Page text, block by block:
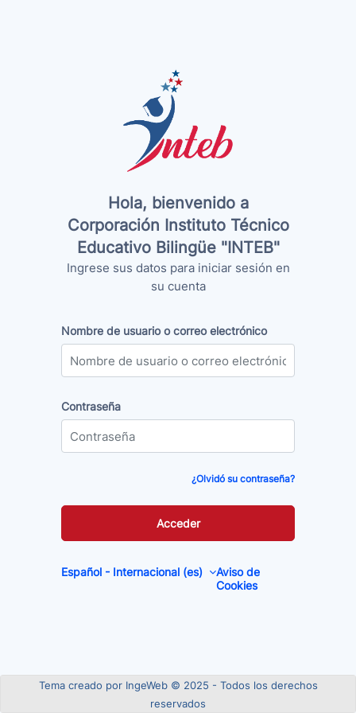
Hola, bienvenido a
Corporación Instituto Técnico
Educativo Bilingüe "INTEB"
Ingrese sus datos para iniciar sesión en
su cuenta
Saltar a creación de una nueva cuenta
Nombre de usuario o correo electrónico
Nombre de usuario o correo electrónico
Contraseña
Contraseña
¿Olvidó su contraseña?
Acceder
Español - Internacional ‎(es)‎
Aviso de
Cookies
Tema creado por IngeWeb© 2025 - Todos los derechos
reservados